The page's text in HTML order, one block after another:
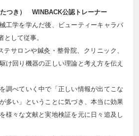
つき） WINBACK公認トレーナー
工学を学んだ後、ビューティーキャラバ
として従事。
テサロンや鍼灸・整骨院、クリニック、
け回り機器の正しい理論と考え方を伝え
調べていく中で「正しい情報が出てこな
多い」ということに気づき、本当に効果
様々な文献と実地検証を元に日々追及し